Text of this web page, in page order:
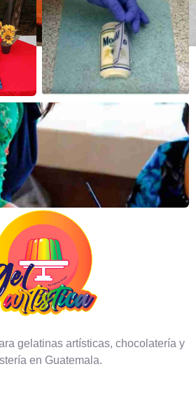
gelatinas artísticas, chocolatería y
en Guatemala.